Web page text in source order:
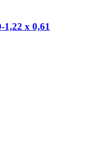
1,22 x 0,61